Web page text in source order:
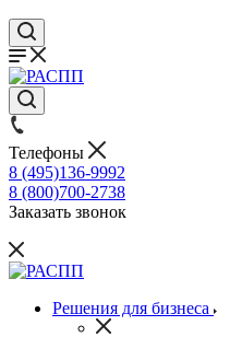
Телефоны
8 (495)136-9992
8 (800)700-2738
Заказать звонок
Решения для бизнеса